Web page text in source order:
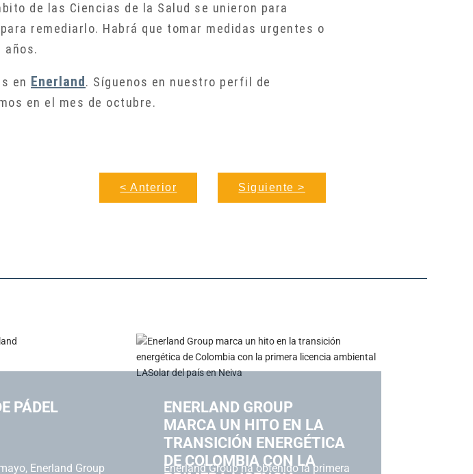
de las Ciencias de la Salud se unieron para
remediarlo. Habrá que tomar medidas urgentes o
años.
en Enerland. Síguenos en nuestro perfil de
en el mes de octubre.
< Anterior Siguiente >
PÁDEL
Enerland Group
ENERLAND GROUP
MARCA UN HITO EN LA
TRANSICIÓN ENERGÉTICA
DE COLOMBIA CON LA
Enerland Group ha obtenido la primera